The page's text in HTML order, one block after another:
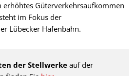
erhöhtes Güterverkehrsaufkommen
im Fokus der
Lübecker Hafenbahn.
der Stellwerkeauf der